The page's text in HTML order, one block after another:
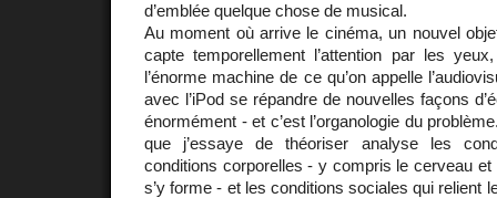
d’emblée quelque chose de musical.
Au moment où arrive le cinéma, un nouvel
capte temporellement l’attention par les
l’énorme machine de ce qu’on appelle
avec l’iPod se répandre de nouvelles façons
énormément - et c’est l’organologie du
que j’essaye de théoriser analyse les
conditions corporelles - y compris le cerveau et
s’y forme - et les conditions sociales qui relient